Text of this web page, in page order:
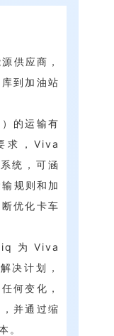
供应商，
到加油站
的运输有
求，Viva
统，可涵
规则和加
优化卡车
为Viva
决计划，
何变化，
并通过缩
。